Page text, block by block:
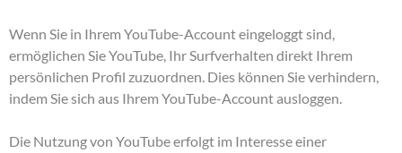
Wenn Sie in Ihrem YouTube-Account eingeloggt sind,
ermöglichen Sie YouTube, Ihr Surfverhalten direkt Ihrem
persönlichen Profil zuzuordnen. Dies können Sie verhindern,
indem Sie sich aus Ihrem YouTube-Account ausloggen.
Die Nutzung von YouTube erfolgt im Interesse einer